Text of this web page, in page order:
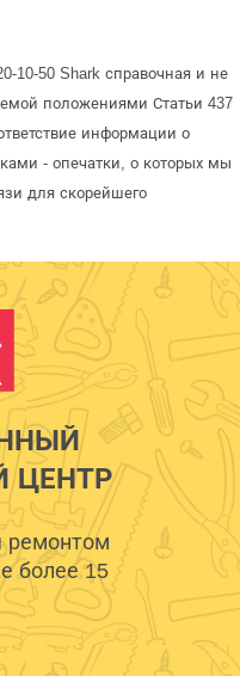
10-50 Shark справочная и не
положениями Статьи 437
информации о
- опечатки, о которых мы
для скорейшего
ЦЕНТР
более 15